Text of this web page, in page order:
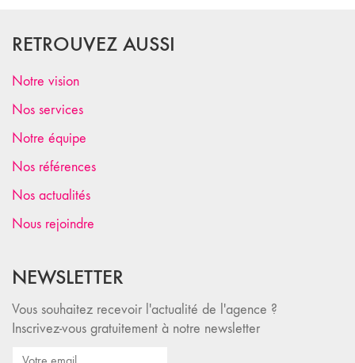
RETROUVEZ AUSSI
Notre vision
Nos services
Notre équipe
Nos références
Nos actualités
Nous rejoindre
NEWSLETTER
Vous souhaitez recevoir l'actualité de l'agence ?
Inscrivez-vous gratuitement à notre newsletter